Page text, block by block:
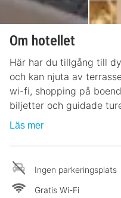
Om hotellet
Här har du tillgång till
och kan njuta av
wi-fi, shopping på
biljetter och guidade
Läs mer
Ingen parkeringsplats
Gratis Wi-Fi